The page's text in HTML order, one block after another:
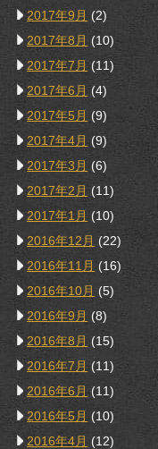
2017年9月 (2)
2017年8月 (10)
2017年7月 (11)
2017年6月 (4)
2017年5月 (9)
2017年4月 (9)
2017年3月 (6)
2017年2月 (11)
2017年1月 (10)
2016年12月 (22)
2016年11月 (16)
2016年10月 (5)
2016年9月 (8)
2016年8月 (15)
2016年7月 (11)
2016年6月 (11)
2016年5月 (10)
2016年4月 (12)